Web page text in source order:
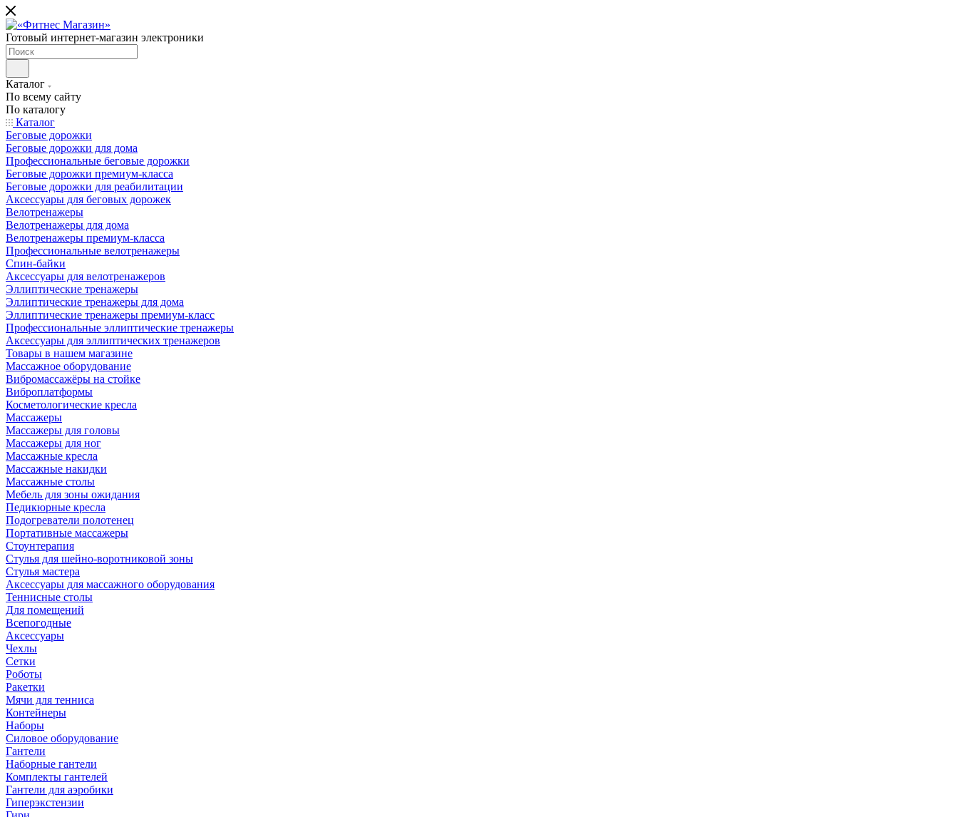
Готовый интернет-магазин электроники
Каталог
По всему сайту
По каталогу
Каталог
Беговые дорожки
Беговые дорожки для дома
Профессиональные беговые дорожки
Беговые дорожки премиум-класса
Беговые дорожки для реабилитации
Аксессуары для беговых дорожек
Велотренажеры
Велотренажеры для дома
Велотренажеры премиум-класса
Профессиональные велотренажеры
Спин-байки
Аксессуары для велотренажеров
Эллиптические тренажеры
Эллиптические тренажеры для дома
Эллиптические тренажеры премиум-класс
Профессиональные эллиптические тренажеры
Аксессуары для эллиптических тренажеров
Товары в нашем магазине
Массажное оборудование
Вибромассажёры на стойке
Виброплатформы
Косметологические кресла
Массажеры
Массажеры для головы
Массажеры для ног
Массажные кресла
Массажные накидки
Массажные столы
Мебель для зоны ожидания
Педикюрные кресла
Подогреватели полотенец
Портативные массажеры
Стоунтерапия
Стулья для шейно-воротниковой зоны
Стулья мастера
Аксессуары для массажного оборудования
Теннисные столы
Для помещений
Всепогодные
Аксессуары
Чехлы
Сетки
Роботы
Ракетки
Мячи для тенниса
Контейнеры
Наборы
Силовое оборудование
Гантели
Наборные гантели
Комплекты гантелей
Гантели для аэробики
Гиперэкстензии